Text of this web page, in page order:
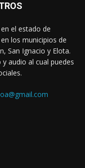
el estado de
los municipios de
San Ignacio y Elota.
audio al cual puedes